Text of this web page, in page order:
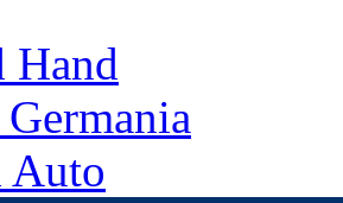
Hand
Auto